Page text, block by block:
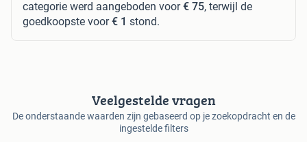
categorie werd aangeboden voor€ 75, terwijl de
goedkoopste voor€ 1 stond.
Veelgestelde vragen
De onderstaande waarden zijn gebaseerd op je zoekopdracht en de
ingestelde filters